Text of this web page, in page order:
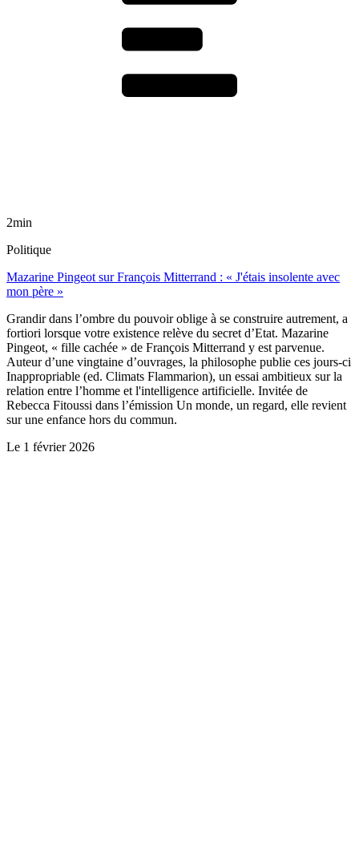
2min
Politique
Mazarine Pingeot sur François Mitterrand : « J'étais insolente avec
mon père »
Grandir dans l’ombre du pouvoir oblige à se construire autrement, a
fortiori lorsque votre existence relève du secret d’Etat. Mazarine
Pingeot, « fille cachée » de François Mitterrand y est parvenue.
Auteur d’une vingtaine d’ouvrages, la philosophe publie ces jours-ci
Inappropriable (ed. Climats Flammarion), un essai ambitieux sur la
relation entre l’homme et l'intelligence artificielle. Invitée de
Rebecca Fitoussi dans l’émission Un monde, un regard, elle revient
sur une enfance hors du commun.
Le 1 février 2026